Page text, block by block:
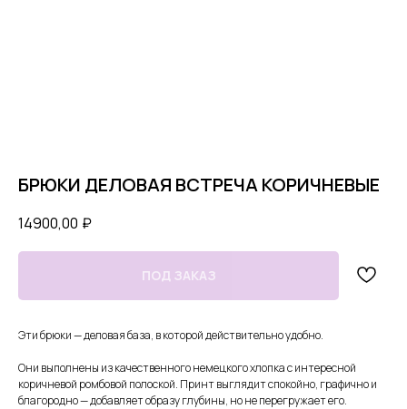
БРЮКИ ДЕЛОВАЯ ВСТРЕЧА КОРИЧНЕВЫЕ
14900,00 ₽
Эти брюки — деловая база, в которой действительно удобно.
Они выполнены из качественного немецкого хлопка с интересной
коричневой ромбовой полоской. Принт выглядит спокойно, графично и
благородно — добавляет образу глубины, но не перегружает его.